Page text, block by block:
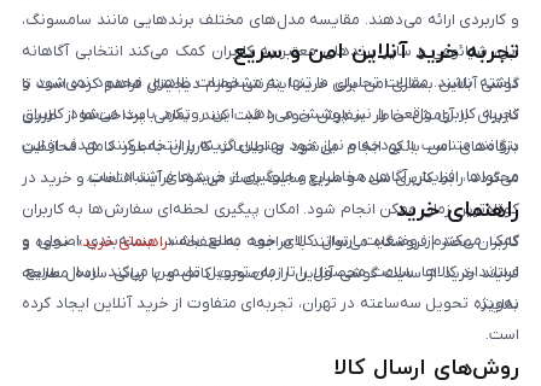
و کاربردی ارائه می‌دهند. مقایسه مدل‌های مختلف برندهایی مانند سامسونگ،
اپل، شیائومی و سایر برندهای معتبر به کاربران کمک می‌کند انتخابی آگاهانه
داشته باشند. مقالات تحلیلی ما تنها به مشخصات ظاهری محدود نمی‌شود و
تجربه کاربری واقعی را نیز پوشش می‌دهد. این رویکرد باعث می‌شود کاربران
بتوانند متناسب با بودجه و نیاز خود بهترین گزینه را انتخاب کنند. هدف از این
محتواها، افزایش آگاهی مخاطبان و جلوگیری از خریدهای اشتباه است.
تجربه خرید آنلاین امن و سریع
گوشی آنلاین بستری امن برای خرید اینترنتی لوازم دیجیتال فراهم کرده است تا
کاربران با آرامش خاطر سفارش خود را ثبت کنند. تمامی پرداخت‌ها از طریق
درگاه‌های امن بانکی انجام می‌شود و اطلاعات کاربران به‌طور کامل محافظت
می‌گردد. رابط کاربری ساده و سریع سایت باعث می‌شود فرآیند انتخاب و خرید در
کوتاه‌ترین زمان ممکن انجام شود. امکان پیگیری لحظه‌ای سفارش‌ها به کاربران
کمک می‌کند از وضعیت ارسال کالای خود مطلع باشند. بسته‌بندی اصولی و
استاندارد کالاها، سلامت محصول را تا زمان تحویل تضمین می‌کند. ارسال سریع،
به‌ویژه تحویل سه‌ساعته در تهران، تجربه‌ای متفاوت از خرید آنلاین ایجاد کرده
است.
راهنمای خرید
کاربران محترم فروشگاه می‌توانند با مراجعه به صفحه «راهنمای خرید»، نحوه و
فرایند خرید از سایت گوشی آنلاین را به‌صورت کامل و با زبانی ساده مطالعه
نمایند.
روش‌های ارسال کالا